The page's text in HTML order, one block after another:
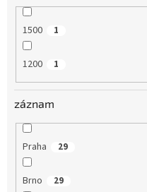
1500 1
1200 1
záznam
Praha 29
Brno 29